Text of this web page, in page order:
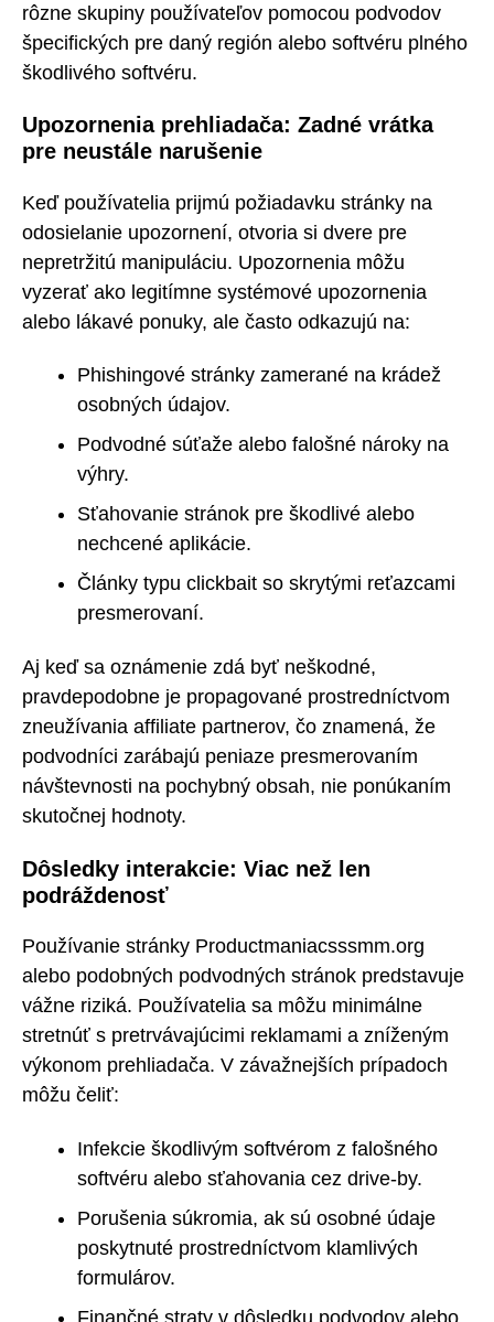
rôzne skupiny používateľov pomocou podvodov
špecifických pre daný región alebo softvéru plného
škodlivého softvéru.
Upozornenia prehliadača: Zadné vrátka
pre neustále narušenie
Keď používatelia prijmú požiadavku stránky na
odosielanie upozornení, otvoria si dvere pre
nepretržitú manipuláciu. Upozornenia môžu
vyzerať ako legitímne systémové upozornenia
alebo lákavé ponuky, ale často odkazujú na:
Phishingové stránky zamerané na krádež
osobných údajov.
Podvodné súťaže alebo falošné nároky na
výhry.
Sťahovanie stránok pre škodlivé alebo
nechcené aplikácie.
Články typu clickbait so skrytými reťazcami
presmerovaní.
Aj keď sa oznámenie zdá byť neškodné,
pravdepodobne je propagované prostredníctvom
zneužívania affiliate partnerov, čo znamená, že
podvodníci zarábajú peniaze presmerovaním
návštevnosti na pochybný obsah, nie ponúkaním
skutočnej hodnoty.
Dôsledky interakcie: Viac než len
podráždenosť
Používanie stránky Productmaniacsssmm.org
alebo podobných podvodných stránok predstavuje
vážne riziká. Používatelia sa môžu minimálne
stretnúť s pretrvávajúcimi reklamami a zníženým
výkonom prehliadača. V závažnejších prípadoch
môžu čeliť:
Infekcie škodlivým softvérom z falošného
softvéru alebo sťahovania cez drive-by.
Porušenia súkromia, ak sú osobné údaje
poskytnuté prostredníctvom klamlivých
formulárov.
Finančné straty v dôsledku podvodov alebo